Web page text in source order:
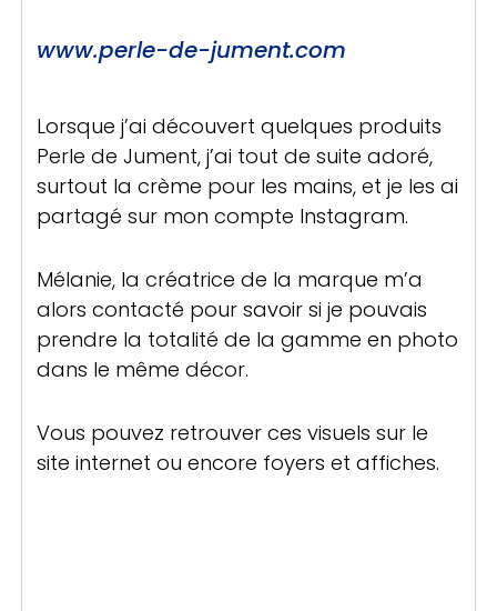
www.perle-de-jument.com
Lorsque j’ai découvert quelques produits
Perle de Jument, j’ai tout de suite adoré,
surtout la crème pour les mains, et je les ai
partagé sur mon compte Instagram.
Mélanie, la créatrice de la marque m’a
alors contacté pour savoir si je pouvais
prendre la totalité de la gamme en photo
dans le même décor.
Vous pouvez retrouver ces visuels sur le
site internet ou encore foyers et affiches.